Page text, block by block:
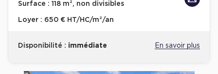
Surface : 118 m², non divisibles
Loyer : 650 € HT/HC/m²/an
Disponibilité : immédiate En savoir plus